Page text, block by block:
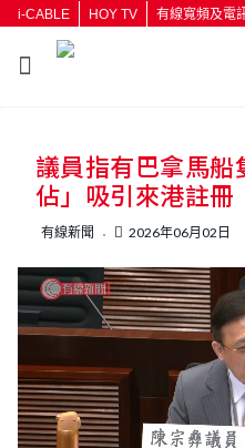
i-CABLE HOY TV 有線寬頻及電
按輸入
議員指有巴拿馬
佔」吸引來港註
有線新聞 2026年06月02日